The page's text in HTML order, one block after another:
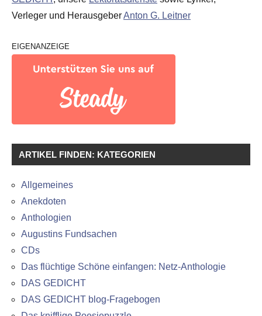
Verleger und HerausgeberAnton G. Leitner
EIGENANZEIGE
ARTIKEL FINDEN: KATEGORIEN
Allgemeines
Anekdoten
Anthologien
Augustins Fundsachen
CDs
Das flüchtige Schöne einfangen: Netz-Anthologie
DAS GEDICHT
DAS GEDICHT blog-Fragebogen